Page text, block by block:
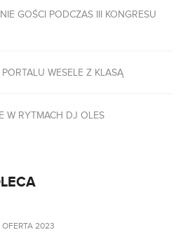
GOŚCI PODCZAS III KONGRESU
WESELE Z KLASĄ
W RYTMACH DJ OLES
OFERTA 2023